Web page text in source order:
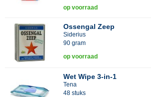
op voorraad
Ossengal Zeep
Siderius
90 gram
op voorraad
Wet Wipe 3-in-1
Tena
48 stuks